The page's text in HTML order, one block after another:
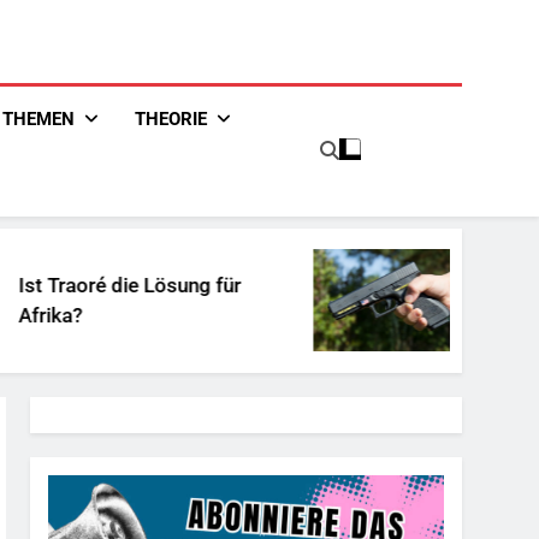
THEMEN THEORIE
für
Unschuldiges